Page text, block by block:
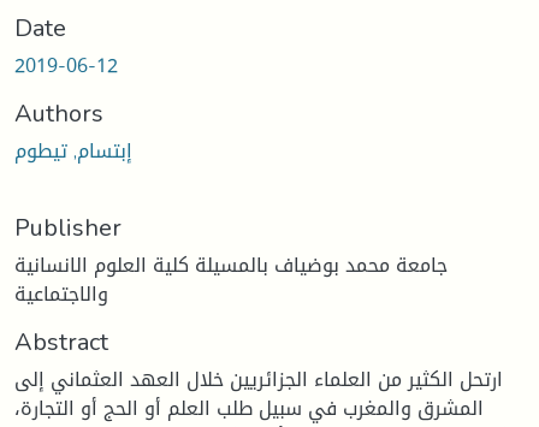
Date
2019-06-12
Authors
إبتسام, تيطوم
Publisher
جامعة محمد بوضياف بالمسيلة كلية العلوم الانسانية
والاجتماعية
Abstract
ارتحل الكثير من العلماء الجزائريين خلال العهد العثماني إلى
المشرق والمغرب في سبيل طلب العلم أو الحج أو التجارة،